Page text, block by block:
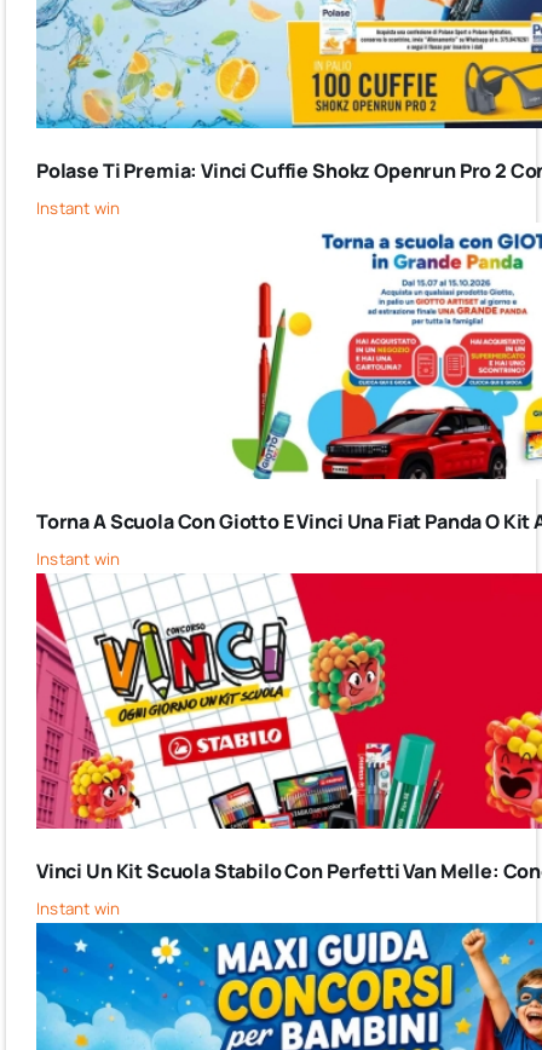
Polase Ti Premia: Vinci Cuffie Shokz Openrun Pro 2
Instant win
Torna A Scuola Con Giotto E Vinci Una Fiat Panda O
Instant win
Vinci Un Kit Scuola Stabilo Con Perfetti Van Melle:
Instant win